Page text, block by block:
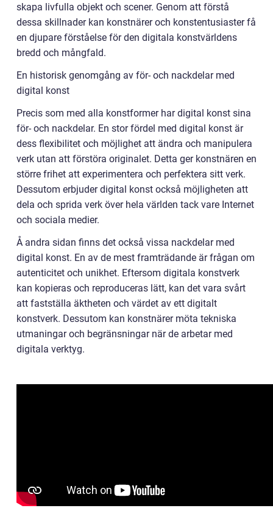
skapa livfulla objekt och scener. Genom att förstå
dessa skillnader kan konstnärer och konstentusiaster få
en djupare förståelse för den digitala konstvärldens
bredd och mångfald.
En historisk genomgång av för- och nackdelar med
digital konst
Precis som med alla konstformer har digital konst sina
för- och nackdelar. En stor fördel med digital konst är
dess flexibilitet och möjlighet att ändra och manipulera
verk utan att förstöra originalet. Detta ger konstnären en
större frihet att experimentera och perfektera sitt verk.
Dessutom erbjuder digital konst också möjligheten att
dela och sprida verk över hela världen tack vare Internet
och sociala medier.
Å andra sidan finns det också vissa nackdelar med
digital konst. En av de mest framträdande är frågan om
autenticitet och unikhet. Eftersom digitala konstverk
kan kopieras och reproduceras lätt, kan det vara svårt
att fastställa äktheten och värdet av ett digitalt
konstverk. Dessutom kan konstnärer möta tekniska
utmaningar och begränsningar när de arbetar med
digitala verktyg.